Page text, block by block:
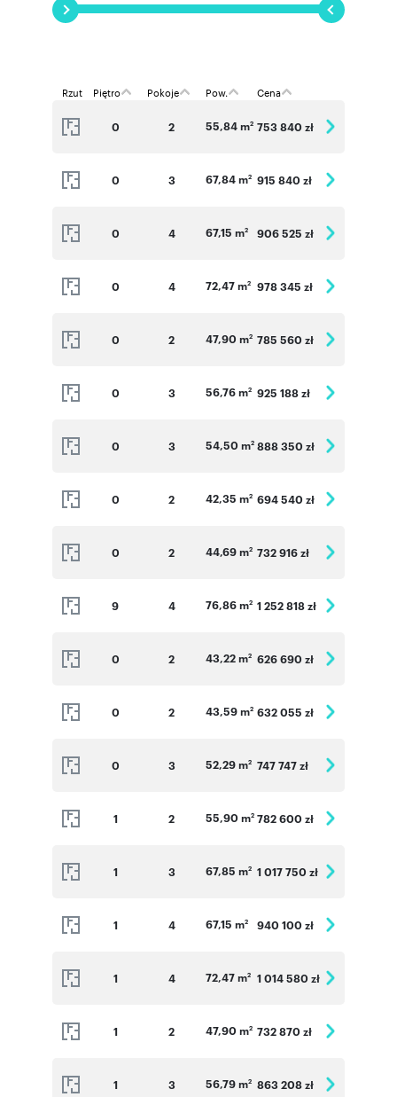
Rzut Piętro Pokoje Pow. Cena
0 2 55,84 m2 753 840 zł
0 3 67,84 m2 915 840 zł
0 4 67,15 m2 906 525 zł
0 4 72,47 m2 978 345 zł
0 2 47,90 m2 785 560 zł
0 3 56,76 m2 925 188 zł
0 3 54,50 m2 888 350 zł
0 2 42,35 m2 694 540 zł
0 2 44,69 m2 732 916 zł
9 4 76,86 m2 1 252 818 zł
0 2 43,22 m2 626 690 zł
0 2 43,59 m2 632 055 zł
0 3 52,29 m2 747 747 zł
1 2 55,90 m2 782 600 zł
1 3 67,85 m2 1 017 750 zł
1 4 67,15 m2 940 100 zł
1 4 72,47 m2 1 014 580 zł
1 2 47,90 m2 732 870 zł
1 3 56,79 m2 863 208 zł